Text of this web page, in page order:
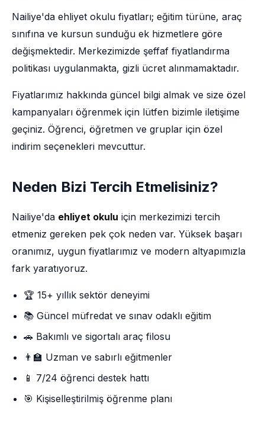
Nailiye'da ehliyet okulu fiyatları; eğitim türüne, araç
sınıfına ve kursun sunduğu ek hizmetlere göre
değişmektedir. Merkezimizde şeffaf fiyatlandırma
politikası uygulanmakta, gizli ücret alınmamaktadır.
Fiyatlarımız hakkında güncel bilgi almak ve size özel
kampanyaları öğrenmek için lütfen bizimle iletişime
geçiniz. Öğrenci, öğretmen ve gruplar için özel
indirim seçenekleri mevcuttur.
Neden Bizi Tercih Etmelisiniz?
Nailiye'da ehliyet okulu için merkezimizi tercih
etmeniz gereken pek çok neden var. Yüksek başarı
oranımız, uygun fiyatlarımız ve modern altyapımızla
fark yaratıyoruz.
🏆 15+ yıllık sektör deneyimi
📚 Güncel müfredat ve sınav odaklı eğitim
🚗 Bakımlı ve sigortalı araç filosu
👨‍🏫 Uzman ve sabırlı eğitmenler
📱 7/24 öğrenci destek hattı
🎯 Kişiselleştirilmiş öğrenme planı